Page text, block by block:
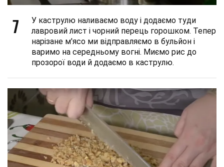
7
У каструлю наливаємо воду і додаємо туди
лавровий лист і чорний перець горошком. Тепер
нарізане м'ясо ми відправляємо в бульйон і
варимо на середньому вогні. Миємо рис до
прозорої води й додаємо в каструлю.